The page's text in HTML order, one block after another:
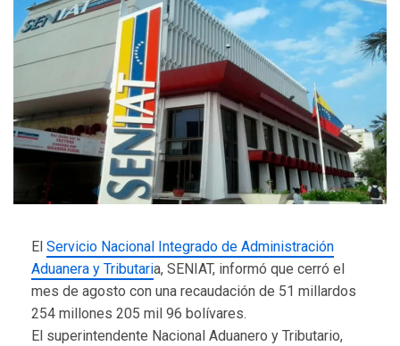
El Servicio Nacional Integrado de Administración
Aduanera y Tributaria, SENIAT, informó que cerró el
mes de agosto con una recaudación de 51 millardos
254 millones 205 mil 96 bolívares.
El superintendente Nacional Aduanero y Tributario,